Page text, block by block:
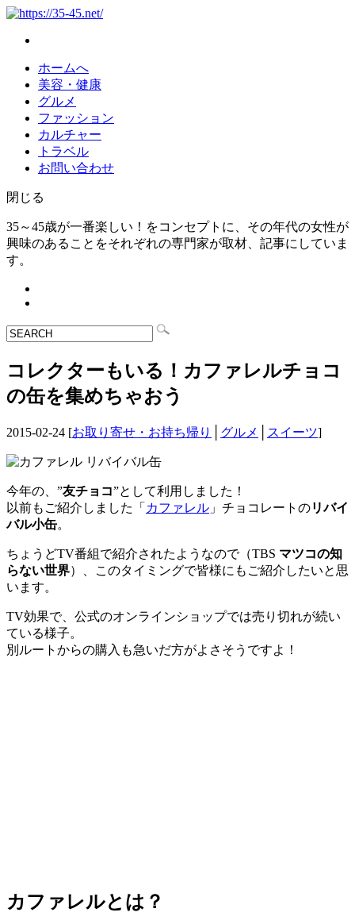
ホームへ
美容・健康
グルメ
ファッション
カルチャー
トラベル
お問い合わせ
閉じる
35～45歳が一番楽しい！をコンセプトに、その年代の女性が
興味のあることをそれぞれの専門家が取材、記事にしていま
す。
コレクターもいる！カファレルチョコ
の缶を集めちゃおう
2015-02-24 [お取り寄せ・お持ち帰り グルメ スイーツ]
今年の、”友チョコ”として利用しました！
以前もご紹介しました「 カファレル 」チョコレートのリバイ
バル小缶。
ちょうどTV番組で紹介されたようなので（TBS マツコの知
らない世界）、このタイミングで皆様にもご紹介したいと思
います。
TV効果で、公式のオンラインショップでは売り切れが続い
ている様子。
別ルートからの購入も急いだ方がよさそうですよ！
カファレルとは？